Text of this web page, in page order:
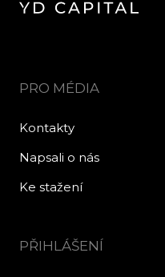
PRO MÉDIA
Kontakty
Napsali o nás
Ke stažení
PŘIHLÁŠENÍ